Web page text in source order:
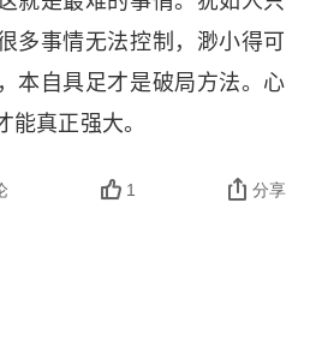
因素
多事情无法控制，渺小得可
本自具足才是破局方法。心
真正强大。
1 分享